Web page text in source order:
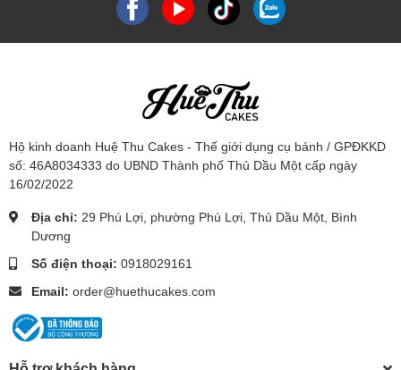
Hộ kinh doanh Huệ Thu Cakes - Thế giới dụng cụ bánh / GPĐKKD
số: 46A8034333 do UBND Thành phố Thủ Dầu Một cấp ngày
16/02/2022
Địa chỉ: 29 Phú Lợi, phường Phú Lợi, Thủ Dầu Một, Bình
Dương
Số điện thoại: 0918029161
Email: order@huethucakes.com